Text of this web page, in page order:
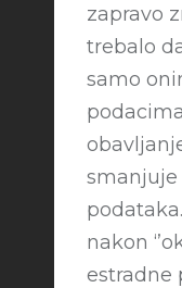
zapravo
trebalo
samo
nakon
estradne